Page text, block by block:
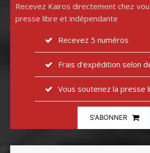
Recevez Kairos directement chez
presse libre et indépendante
Recevez 5 numéros
Frais d’expédition selon
Vous soutenez la presse
S'ABONNER